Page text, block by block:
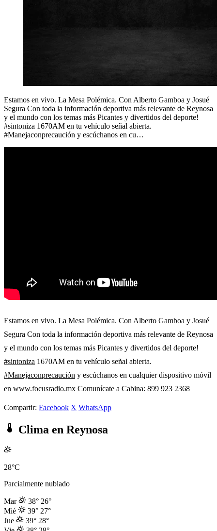
Estamos en vivo. La Mesa Polémica. Con Alberto Gamboa y Josué
Segura Con toda la información deportiva más relevante de Reynosa
y el mundo con los temas más Picantes y divertidos del deporte!
#sintoniza 1670AM en tu vehículo señal abierta.
#Manejaconprecaución y escúchanos en cu…
Estamos en vivo. La Mesa Polémica. Con Alberto Gamboa y Josué
Segura Con toda la información deportiva más relevante de Reynosa
y el mundo con los temas más Picantes y divertidos del deporte!
#sintoniza 1670AM en tu vehículo señal abierta.
#Manejaconprecaución y escúchanos en cualquier dispositivo móvil
en www.focusradio.mx Comunícate a Cabina: 899 923 2368
Compartir: Facebook X WhatsApp
Clima en Reynosa
28°C
Parcialmente nublado
Mar 38° 26°
Mié
39° 27°
Jue
39° 28°